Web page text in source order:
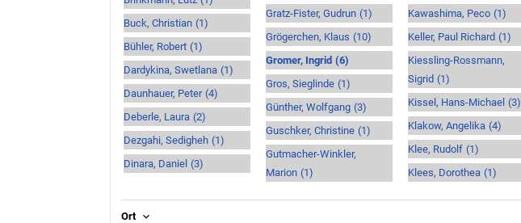
Buck, Christian (1)
Bühler, Robert (1)
Dardykina, Swetlana (1)
Daunhauer, Peter (4)
Deberle, Laura (2)
Dezgahi, Sedigheh (1)
Dinara, Daniel (3)
Gratz-Fister, Gudrun (1)
Grögerchen, Klaus (10)
Gromer, Ingrid (6)
Gros, Sieglinde (1)
Günther, Wolfgang (3)
Guschker, Christine (1)
Gutmacher-Winkler,
Marion (1)
Kawashima, Peco (1)
Keller, Paul Richard (1)
Kiessling-Rossmann,
Sigrid (1)
Kissel, Hans-Michael (3)
Klakow, Angelika (4)
Klee, Rudolf (1)
Klees, Dorothea (1)
Ort